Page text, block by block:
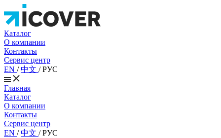
Каталог
О компании
Контакты
Сервис центр
EN /中文 /РУС
Главная
Каталог
О компании
Контакты
Сервис центр
EN /中文 /РУС